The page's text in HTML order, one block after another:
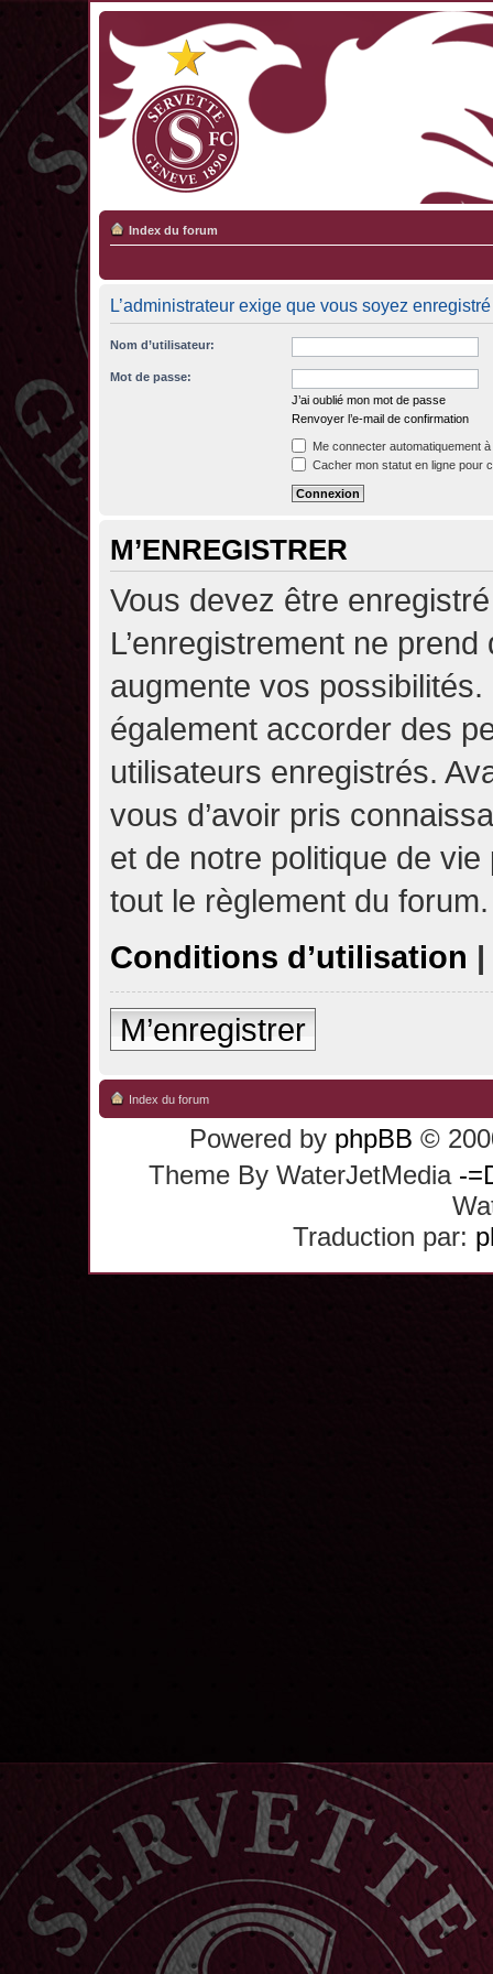
Index du forum
L’administrateur exige que vous soyez
Nom d’utilisateur:
Mot de passe:
J’ai oublié mon mot de passe
Renvoyer l’e-mail de confirmation
Me connecter automatiquement
Cacher mon statut en ligne pour
M’ENREGISTRER
Vous devez être
L’enregistrement ne
augmente vos possibilités.
également accorder des
utilisateurs enregistrés.
vous d’avoir pris
et de notre politique de
tout le règlement du forum.
Conditions d’utilisation |
M’enregistrer
Index du forum
Powered by phpBB ©
Theme By WaterJetMedia -
Traduction par: